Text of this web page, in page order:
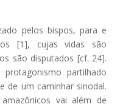
pelos bispos, para e
[1], cujas vidas são
são disputados [cf. 24].
partilhado
de um caminhar sinodal.
vai além de